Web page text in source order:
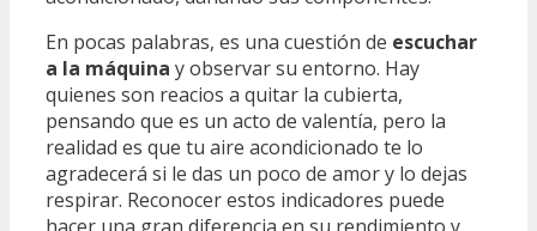
En pocas palabras, es una cuestión de escuchar
a la máquina y observar su entorno. Hay
quienes son reacios a quitar la cubierta,
pensando que es un acto de valentía, pero la
realidad es que tu aire acondicionado te lo
agradecerá si le das un poco de amor y lo dejas
respirar. Reconocer estos indicadores puede